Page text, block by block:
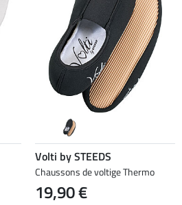
Volti by STEEDS
Chaussons de voltige Thermo
19,90 €